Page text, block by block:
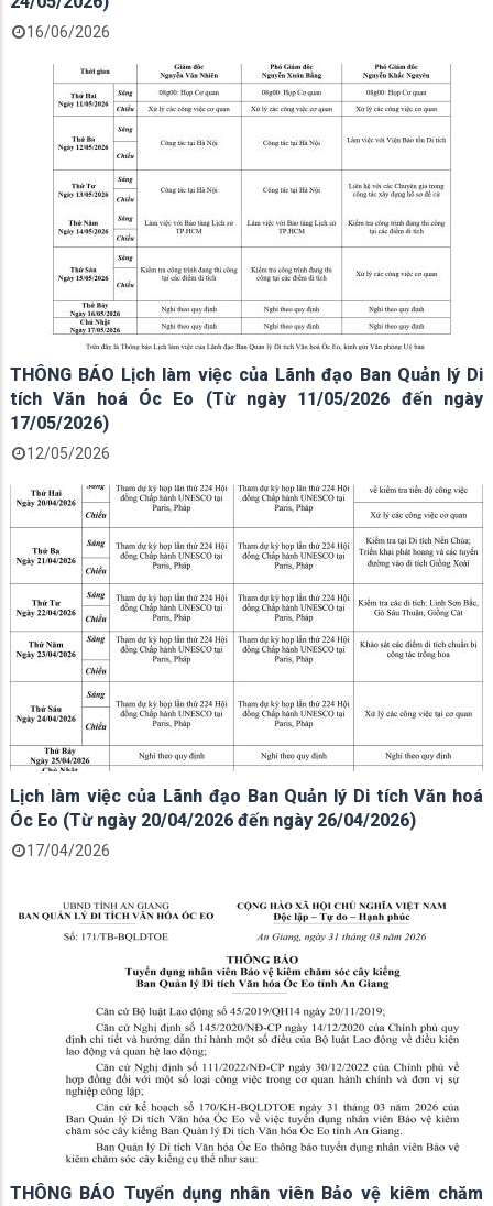
16/06/2026
THÔNG BÁO Lịch làm việc của Lãnh đạo Ban Quản lý Di
tích Văn hoá Óc Eo (Từ ngày 11/05/2026 đến ngày
17/05/2026)
12/05/2026
Lịch làm việc của Lãnh đạo Ban Quản lý Di tích Văn hoá
Óc Eo (Từ ngày 20/04/2026 đến ngày 26/04/2026)
17/04/2026
THÔNG BÁO Tuyển dụng nhân viên Bảo vệ kiêm chăm